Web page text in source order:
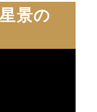
景の